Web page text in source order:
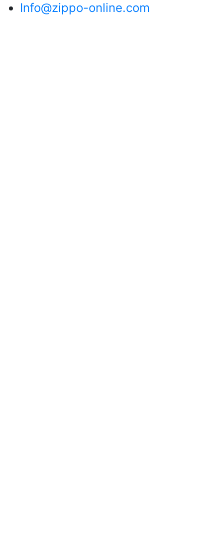
Info@zippo-online.com